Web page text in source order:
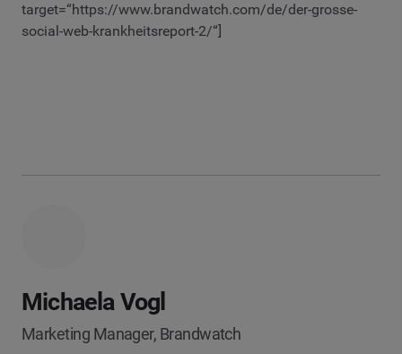
target=“https://www.brandwatch.com/de/der-grosse-
social-web-krankheitsreport-2/“]
Michaela Vogl
Marketing Manager, Brandwatch